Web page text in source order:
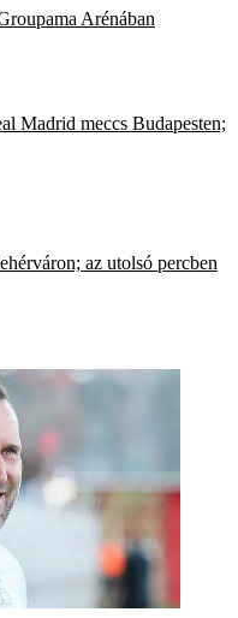
Arénában
Madrid meccs Budapesten;
az utolsó percben